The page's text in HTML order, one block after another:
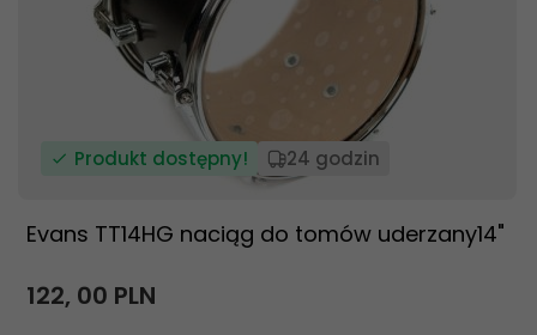
Produkt dostępny! 24 godzin
Evans TT14HG naciąg do tomów uderzany14"
122, 00 PLN